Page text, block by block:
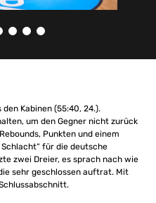
Kabinen (55:40, 24.).
um den Gegner nicht zurück
Punkten und einem
für die deutsche
zwei Dreier, es sprach nach wie
sehr geschlossen auftrat. Mit